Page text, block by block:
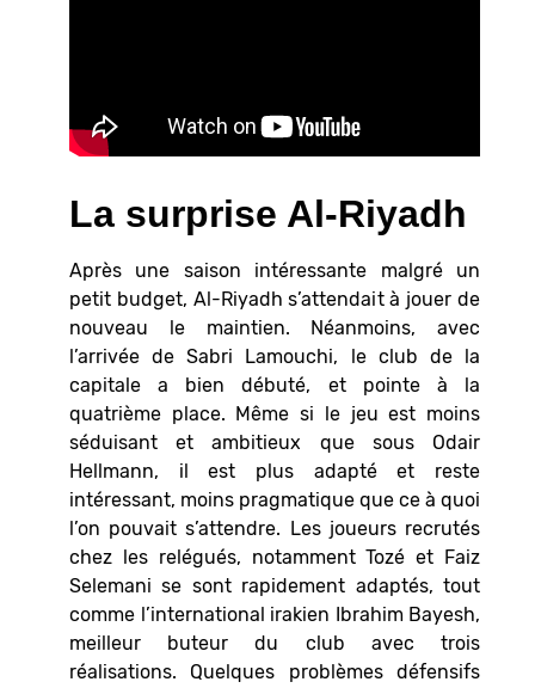
La surprise Al-Riyadh
Après une saison intéressante malgré un
petit budget, Al-Riyadh s’attendait à jouer de
nouveau le maintien. Néanmoins, avec
l’arrivée de Sabri Lamouchi, le club de la
capitale a bien débuté, et pointe à la
quatrième place. Même si le jeu est moins
séduisant et ambitieux que sous Odair
Hellmann, il est plus adapté et reste
intéressant, moins pragmatique que ce à quoi
l’on pouvait s’attendre. Les joueurs recrutés
chez les relégués, notamment Tozé et Faiz
Selemani se sont rapidement adaptés, tout
comme l’international irakien Ibrahim Bayesh,
meilleur buteur du club avec trois
réalisations. Quelques problèmes défensifs